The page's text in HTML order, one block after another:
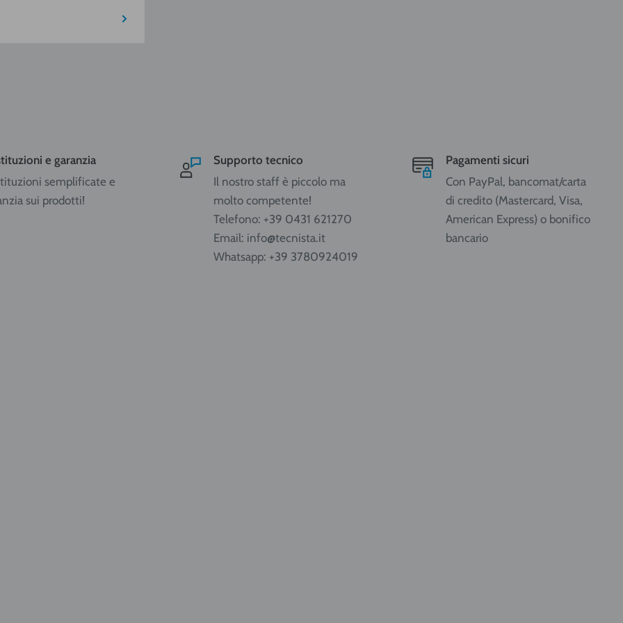
Lombardia, Emilia
Lazio, Abruzzo.
in ADR per
e i tempi di consegna
prenotazione per
e vieni in Via
e garanzia
semplificate e
sui prodotti!
Supporto tecnico
Il nostro staff è piccolo ma
molto competente!
Telefono: +39 0431 621270
Email: info@tecnista.it
Whatsapp: +39 3780924019
Pagamenti sicuri
Con PayPal, bancomat/carta
di credito (Mastercard, Visa,
American Express) o bonifico
bancario